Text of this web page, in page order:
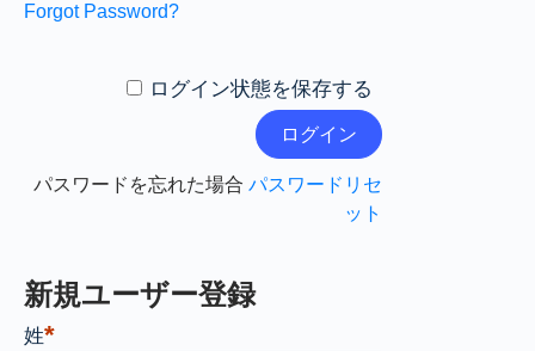
Forgot Password?
ログイン状態を保存する
パスワードを忘れた場合 パスワードリセ
ット
新規ユーザー登録
姓*